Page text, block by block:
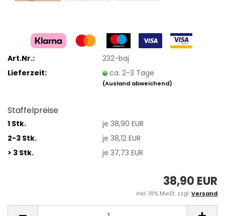
Art.Nr.:
232-baj
Lieferzeit:
ca. 2-3 Tage
(Ausland abweichend)
Staffelpreise
1 Stk.
je 38,90 EUR
2-3 Stk.
je 38,12 EUR
> 3 Stk.
je 37,73 EUR
38,90 EUR
inkl. 19% MwSt. zzgl.Versand